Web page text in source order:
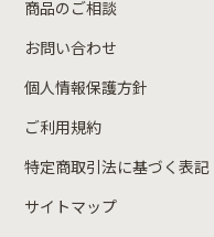
商品のご相談
お問い合わせ
個人情報保護方針
ご利用規約
特定商取引法に基づく表記
サイトマップ